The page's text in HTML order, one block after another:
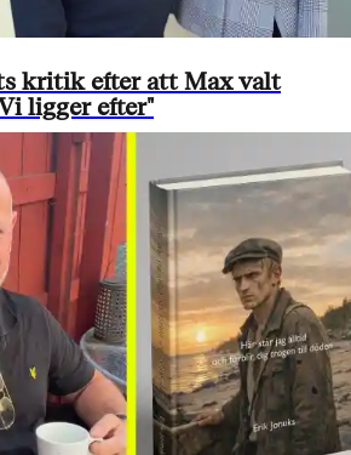
kritik efter att Max valt
ligger efter"